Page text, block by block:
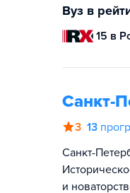
Вуз в
15 в
Санкт-
3 13
Санкт-
и